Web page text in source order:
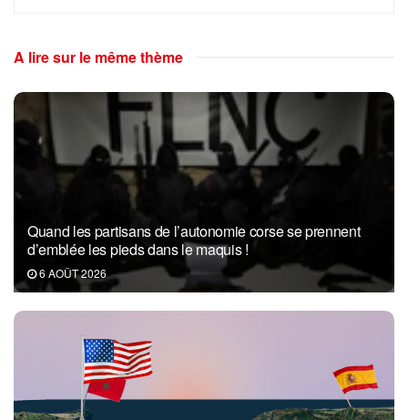
A lire sur le même thème
Quand les partisans de l’autonomie corse se prennent
d’emblée les pieds dans le maquis !
6 AOÛT 2026